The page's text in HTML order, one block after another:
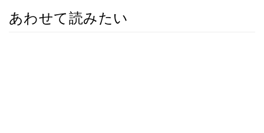
あわせて読みたい